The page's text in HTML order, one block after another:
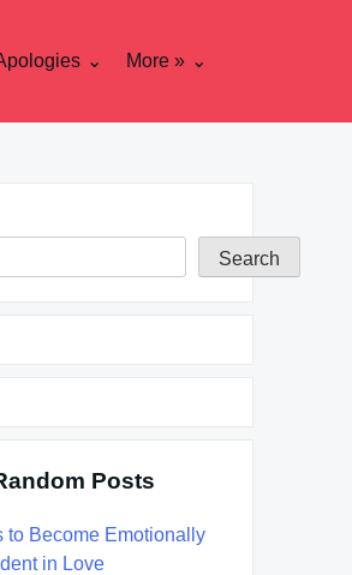
More »
Search
Posts
to Become Emotionally
in Love